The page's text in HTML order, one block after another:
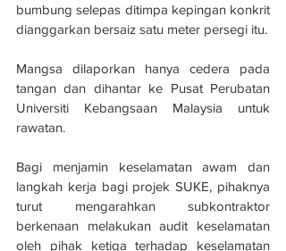
bumbung selepas ditimpa kepingan konkrit
dianggarkan bersaiz satu meter persegi itu.
Mangsa dilaporkan hanya cedera pada
tangan dan dihantar ke Pusat Perubatan
Universiti Kebangsaan Malaysia untuk
rawatan.
Bagi menjamin keselamatan awam dan
langkah kerja bagi projek SUKE, pihaknya
turut mengarahkan subkontraktor
berkenaan melakukan audit keselamatan
oleh pihak ketiga terhadap keselamatan